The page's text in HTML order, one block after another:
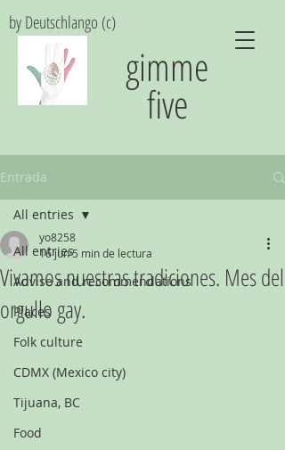
gimme
five
by Deutschlango (c)
Entrada
All entries
Advise and recommendations
Places
Folk culture
CDMX (Mexico city)
Tijuana, BC
Food
All entries
Vivamos nuestras tradiciones. Mes del
orgullo gay.
yo8258
16 jun5 min de lectura